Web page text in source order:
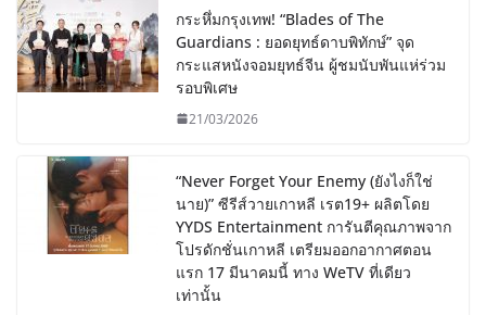
กระหึ่มกรุงเทพ! “Blades of The
Guardians : ยอดยุทธ์ดาบพิทักษ์” จุด
กระแสหนังจอมยุทธ์จีน ผู้ชมนับพันแห่ร่วม
รอบพิเศษ
21/03/2026
“Never Forget Your Enemy (ยังไงก็ใช่
นาย)” ซีรีส์วายเกาหลี เรต19+ ผลิตโดย
YYDS Entertainment การันตีคุณภาพจาก
โปรดักชั่นเกาหลี เตรียมออกอากาศตอน
แรก 17 มีนาคมนี้ ทาง WeTV ที่เดียว
เท่านั้น